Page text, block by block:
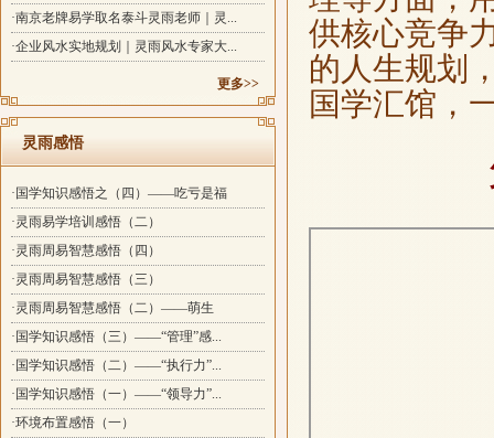
·南京老牌易学取名泰斗灵雨老师｜灵...
·企业风水实地规划｜灵雨风水专家大...
更多>>
灵雨感悟
·国学知识感悟之（四）——吃亏是福
·灵雨易学培训感悟（二）
·灵雨周易智慧感悟（四）
·灵雨周易智慧感悟（三）
·灵雨周易智慧感悟（二）——萌生
·国学知识感悟（三）——“管理”感...
·国学知识感悟（二）——“执行力”...
·国学知识感悟（一）——“领导力”...
·环境布置感悟（一）
供核心竞争
的人生规划
国学汇馆，